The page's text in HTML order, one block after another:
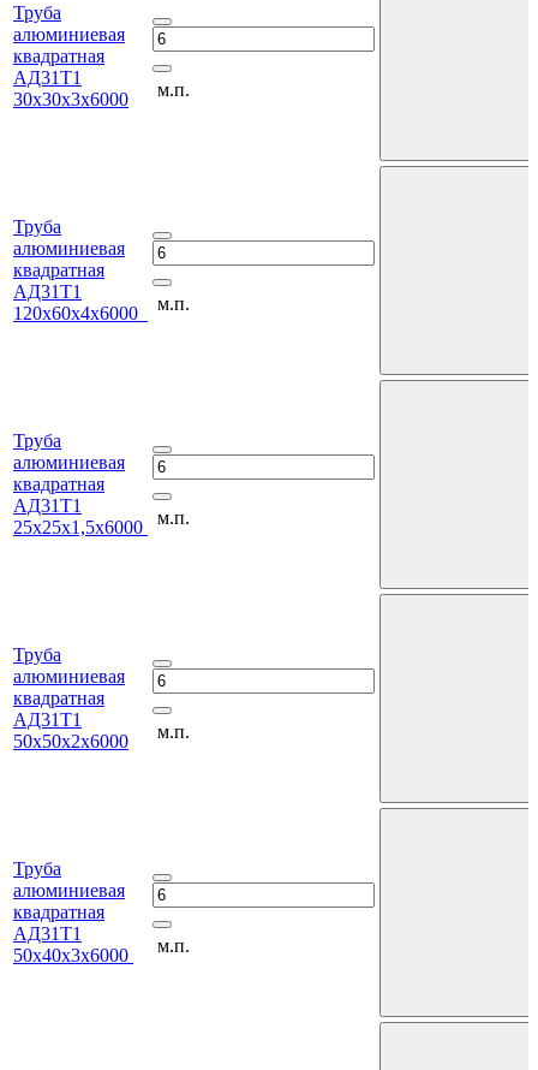
Труба
алюминиевая
квадратная
АД31Т1
30х30х3х6000
м.п.
Труба
алюминиевая
квадратная
АД31Т1
120х60х4х6000
м.п.
Труба
алюминиевая
квадратная
АД31Т1
25х25х1,5х6000
м.п.
Труба
алюминиевая
квадратная
АД31Т1
50х50х2х6000
м.п.
Труба
алюминиевая
квадратная
АД31Т1
50х40х3х6000
м.п.